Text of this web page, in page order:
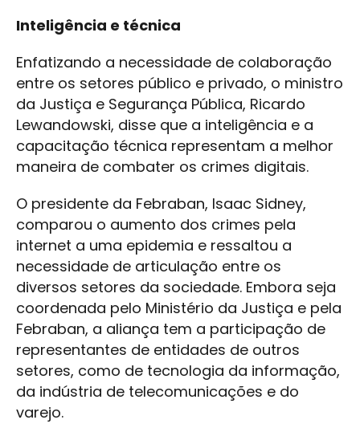
Inteligência e técnica
Enfatizando a necessidade de colaboração
entre os setores público e privado, o ministro
da Justiça e Segurança Pública, Ricardo
Lewandowski, disse que a inteligência e a
capacitação técnica representam a melhor
maneira de combater os crimes digitais.
O presidente da Febraban, Isaac Sidney,
comparou o aumento dos crimes pela
internet a uma epidemia e ressaltou a
necessidade de articulação entre os
diversos setores da sociedade. Embora seja
coordenada pelo Ministério da Justiça e pela
Febraban, a aliança tem a participação de
representantes de entidades de outros
setores, como de tecnologia da informação,
da indústria de telecomunicações e do
varejo.